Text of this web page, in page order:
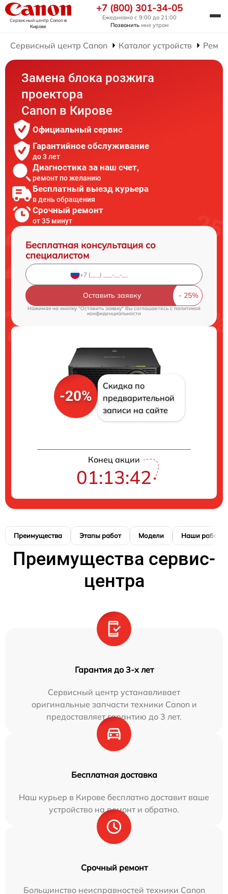
Сервисный центр Canonв
Кирове
+7 (800) 301-34-05
Ежедневно с 9:00 до 21:00
Позвонить мне утром
Сервисный центр Canon Каталог устройств
Замена блока розжига
проектора
Canon в Кирове
Официальный сервис
Гарантийное обслуживание
до 3 лет
Диагностика за наш счет,
ремонт по желанию
Бесплатный выезд курьера
в день обращения
Срочный ремонт
от 35 минут
Бесплатная консультация со
специалистом
Оставить заявку
Нажимая на кнопку "Оставить заявку" Вы соглашаетесь cполитикой
конфиденциальности
-20%
Скидка по
предварительной
записи на сайте
Конец акции
01:13:41
Преимущества Этапы работ Модели Наши работы
Преимущества сервис-
центра
Гарантия до 3-х лет
Сервисный центр устанавливает
оригинальные запчасти техники Canon и
предоставляет гарантию до 3 лет.
Бесплатная доставка
Наш курьер в Кирове бесплатно доставит ваше
устройство на ремонт и обратно.
Срочный ремонт
Большинство неисправностей техники Canon